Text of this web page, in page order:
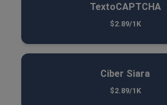
TextoCAPTCHA
$2.89/1K
Ciber Siara
$2.89/1K